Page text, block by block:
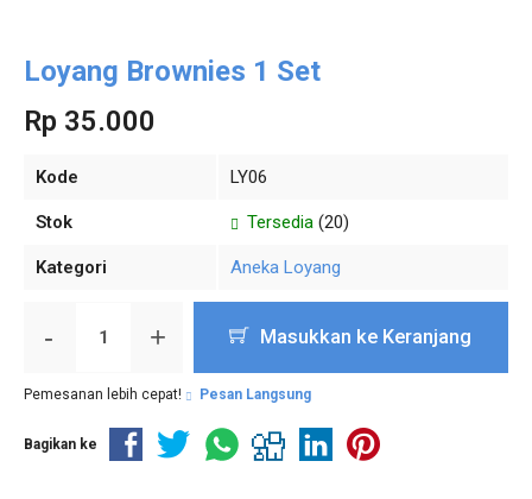
Loyang Brownies 1 Set
Rp 35.000
Kode LY06
Stok Tersedia (20)
Kategori Aneka Loyang
- + Masukkan ke Keranjang
Pemesanan lebih cepat! Pesan Langsung
Bagikan ke